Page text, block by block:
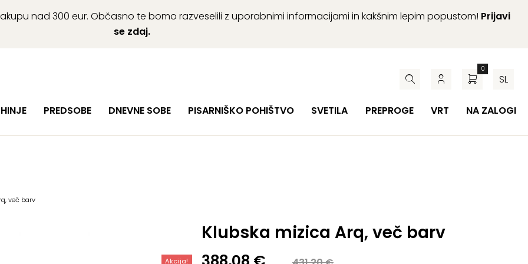
nad 300 eur. Občasno te bomo razveselili z uporabnimi informacijami in kakšnim lepim popustom! Prijavi
se zdaj.
0
SL
PREDSOBE DNEVNE SOBE PISARNIŠKO POHIŠTVO SVETILA PREPROGE VRT NA ZALOGI
več barv
Klubska mizica Arq, več barv
Akcija!